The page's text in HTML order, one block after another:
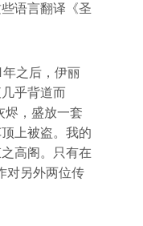
语言翻译《圣
之后，伊丽
乎背道而
烬，盛放一套
上被盗。我的
高阁。只有在
对另外两位传